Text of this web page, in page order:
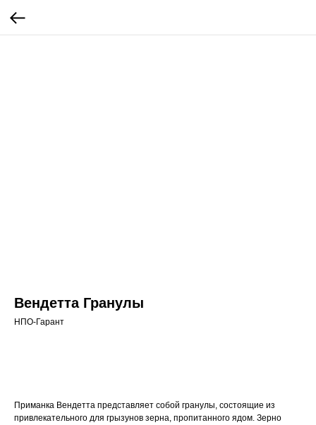
Вендетта Гранулы
НПО-Гарант
Приманка Вендетта представляет собой гранулы, состоящие из
привлекательного для грызунов зерна, пропитанного ядом. Зерно